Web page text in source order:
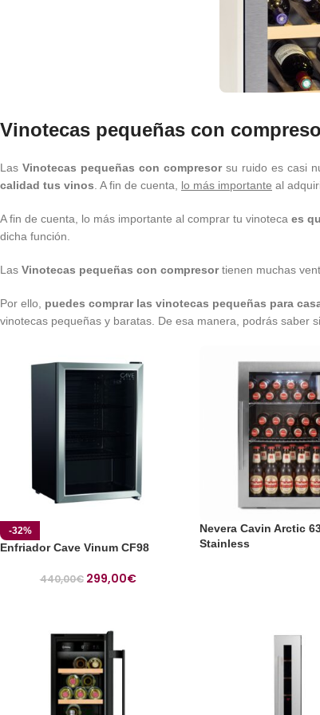
Vinotecas pequeñas con
Las Vinotecas pequeñas con compresorsu ruido es casi
calidad tus vinos . A fin de cuenta, lo más importante al
A fin de cuenta, lo más importante al comprar tu vinoteca es
dicha función.
Las Vinotecas pequeñas con compresor tienen muchas
Por ello, puedes comprar las vinotecas pequeñas para
vinotecas pequeñas y baratas. De esa manera, podrás saber
-32%
Enfriador Cave Vinum CF98
440,00€ 299,00€
Nevera Cavin Arctic
Stainless